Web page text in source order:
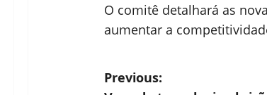
O comitê detalhará as
aumentar a
P
Previous: